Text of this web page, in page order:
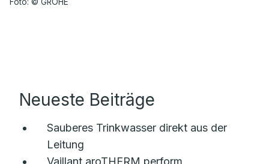
Foto: © GROHE
Neueste Beiträge
Sauberes Trinkwasser direkt aus der
Leitung
Vaillant aroTHERM perform